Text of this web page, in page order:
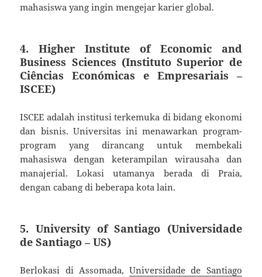
mahasiswa yang ingin mengejar karier global.
4.Higher Institute of Economic and
Business Sciences (Instituto Superior de
Ciências Económicas e Empresariais –
ISCEE)
ISCEE adalah institusi terkemuka di bidang ekonomi
dan bisnis. Universitas ini menawarkan program-
program yang dirancang untuk membekali
mahasiswa dengan keterampilan wirausaha dan
manajerial. Lokasi utamanya berada di Praia,
dengan cabang di beberapa kota lain.
5. University of Santiago (Universidade
de Santiago – US)
Berlokasi di Assomada,Universidade de Santiago